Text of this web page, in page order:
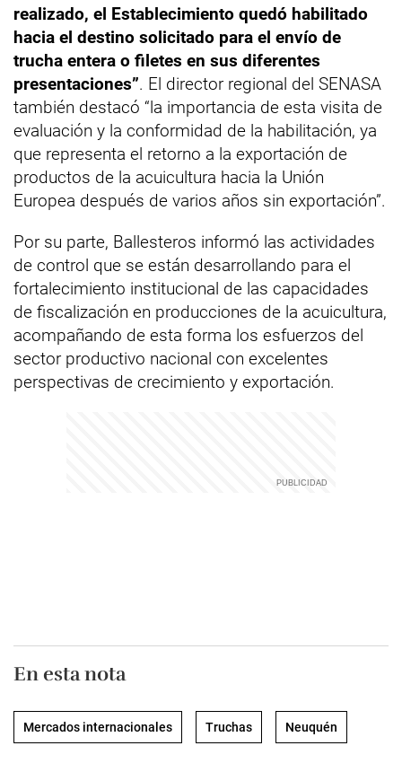
realizado, el Establecimiento quedó habilitado
hacia el destino solicitado para el envío de
trucha entera o filetes en sus diferentes
presentaciones”. El director regional del SENASA
también destacó “la importancia de esta visita de
evaluación y la conformidad de la habilitación, ya
que representa el retorno a la exportación de
productos de la acuicultura hacia la Unión
Europea después de varios años sin exportación”.
Por su parte, Ballesteros informó las actividades
de control que se están desarrollando para el
fortalecimiento institucional de las capacidades
de fiscalización en producciones de la acuicultura,
acompañando de esta forma los esfuerzos del
sector productivo nacional con excelentes
perspectivas de crecimiento y exportación.
En esta nota
Mercados internacionales Truchas Neuquén